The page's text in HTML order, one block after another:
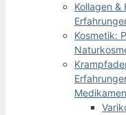
Kollagen &
Kosmetik: